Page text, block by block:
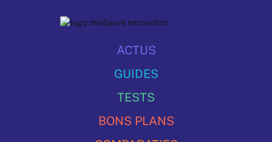
ACTUS
GUIDES
TESTS
BONS PLANS